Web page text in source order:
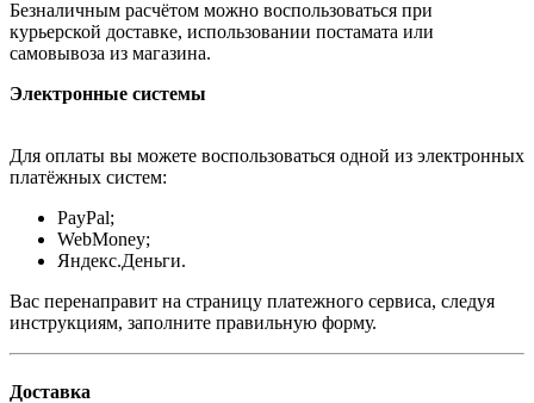
Безналичным расчётом можно воспользоваться при
курьерской доставке, использовании постамата или
самовывоза из магазина.
Электронные системы
Для оплаты вы можете воспользоваться одной из электронных
платёжных систем:
PayPal;
WebMoney;
Яндекс.Деньги.
Вас перенаправит на страницу платежного сервиса, следуя
инструкциям, заполните правильную форму.
Доставка